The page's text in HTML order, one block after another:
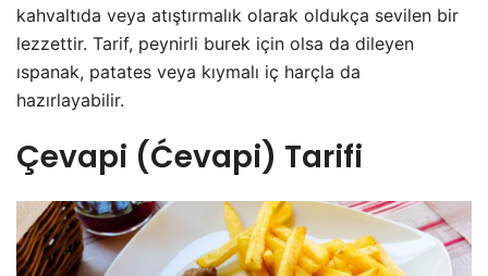
kahvaltıda veya atıştırmalık olarak oldukça sevilen bir
lezzettir. Tarif, peynirli burek için olsa da dileyen
ıspanak, patates veya kıymalı iç harçla da
hazırlayabilir.
Çevapi (Ćevapi) Tarifi